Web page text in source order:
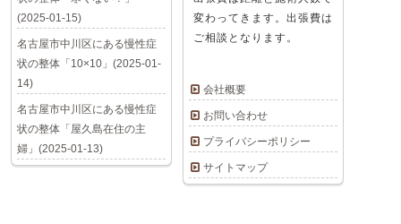
変わってきます。出張費は
ご相談となります。
会社概要
お問い合わせ
プライバシーポリシー
サイトマップ
(2025-01-15)
名古屋市中川区にある慢性症
状の整体「10×10」(2025-01-
14)
名古屋市中川区にある慢性症
状の整体「屋久島在住の主
婦」(2025-01-13)